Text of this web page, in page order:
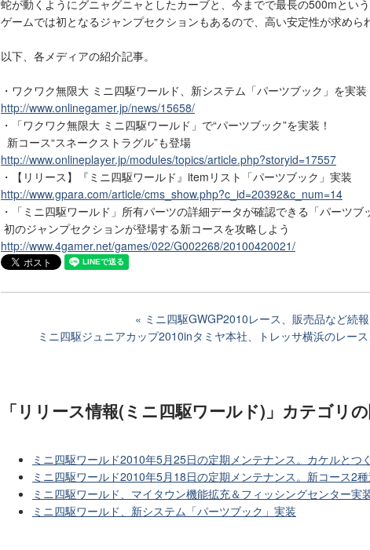
蛇が動くようにグニャグニャとしたカーブと、今までで最長の500mという
ゲームでは初となるジャンプセクションもあるので、高い安定性が求めら
以下、各メディアの紹介記事。
・ワクワク無限大 ミニ四駆ワールド、新システム「パーツブック」を実装
http://www.onlinegamer.jp/news/15658/
・「ワクワク無限大 ミニ四駆ワールド」で“パーツブック”を実装！
新コース“スネークストラグル”も登場
http://www.onlineplayer.jp/modules/topics/article.php?storyid=17557
・【リリース】『ミニ四駆ワールド』itemリスト「パーツブック」実装
http://www.gpara.com/article/cms_show.php?c_id=20392&c_num=14
・「ミニ四駆ワールド」所有パーツの詳細データが確認できる「パーツブ
初のジャンプセクションが登場する新コースを攻略しよう
http://www.4gamer.net/games/022/G002268/20100420021/
ミニ四駆GWGP2010レース、販売品など続報
ミニ四駆ジュニアカップ2010inタミヤ本社、トレッサ横浜のレー
「リリース情報(ミニ四駆ワールド)」カテゴリ
ミニ四駆ワールド2010年5月25日の定期メンテナンス。カケルとつ
ミニ四駆ワールド2010年5月18日の定期メンテナンス。新コース2
ミニ四駆ワールド、マイタウン機能拡充＆フィッシングセンター実
ミニ四駆ワールド、新システム「パーツブック」実装